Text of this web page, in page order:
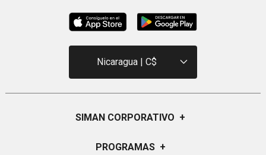
Nicaragua | C$
SIMAN CORPORATIVO +
Quiénes Somos
PROGRAMAS +